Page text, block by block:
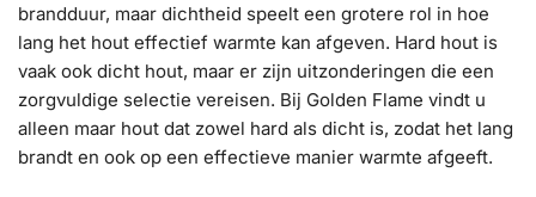
brandduur, maar dichtheid speelt een grotere rol in hoe
lang het hout effectief warmte kan afgeven. Hard hout is
vaak ook dicht hout, maar er zijn uitzonderingen die een
zorgvuldige selectie vereisen. Bij Golden Flame vindt u
alleen maar hout dat zowel hard als dicht is, zodat het lang
brandt en ook op een effectieve manier warmte afgeeft.